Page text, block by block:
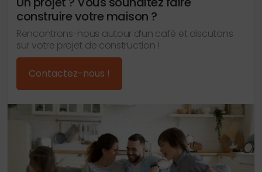
construire votre maison ?
Rencontrons-nous autour d’un café et discutons
sur votre projet de construction !
Contactez-nous !